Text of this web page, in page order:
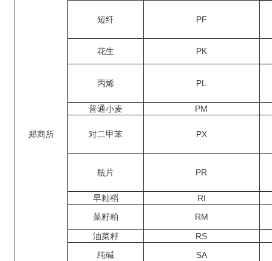
郑商所
短纤 PF
花生 PK
丙烯 PL
普通小麦 PM
对二甲苯 PX
瓶片 PR
早籼稻
RI
菜籽粕
RM
油菜籽
RS
纯碱
SA